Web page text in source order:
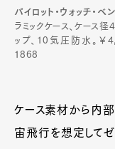
パイロット・ウォッチ・ベ
ラミックケース、ケース
ップ、10気圧防水。
1868
ケース素材から内部
宙飛行を想定してゼ